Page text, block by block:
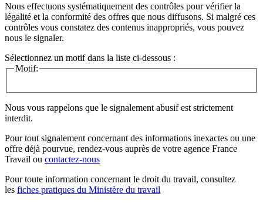
Nous effectuons systématiquement des contrôles pour vérifier la
légalité et la conformité des offres que nous diffusons. Si malgré ces
contrôles vous constatez des contenus inappropriés, vous pouvez
nous le signaler.
Sélectionnez un motif dans la liste ci-dessous :
Motif:
Nous vous rappelons que le signalement abusif est strictement
interdit.
Pour tout signalement concernant des informations inexactes ou une
offre déjà pourvue, rendez-vous auprès de votre agence France
Travail ou contactez-nous
Pour toute information concernant le droit du travail, consultez
les fiches pratiques du Ministère du travail